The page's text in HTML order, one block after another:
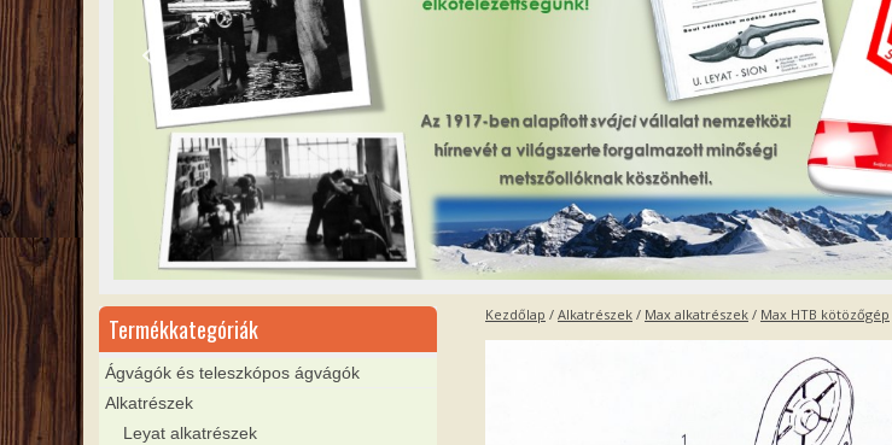
Kezdőlap / Alkatrészek / Max alkatrészek / Max HTB kötözőgép
Termékkategóriák
Ágvágók és teleszkópos ágvágók
Alkatrészek
Leyat alkatrészek